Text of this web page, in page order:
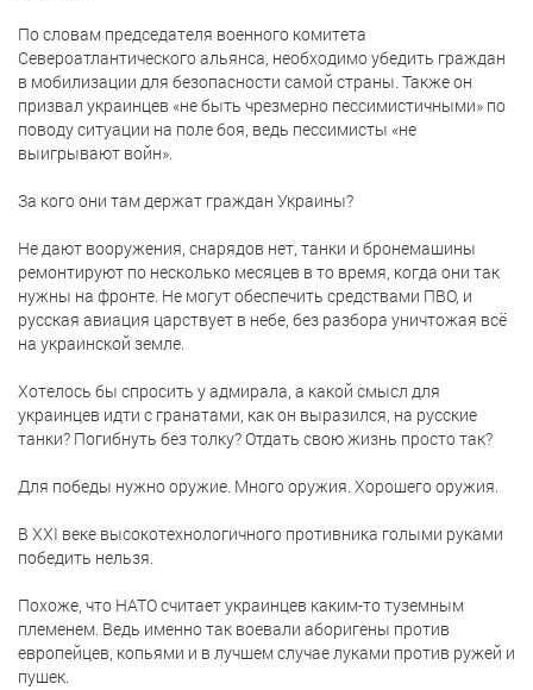
По словам председателя военного комитета
Североатлантического альянса, необходимо убедить граждан
в мобилизации для безопасности самой страны. Также он
призвал украинцев «не быть чрезмерно пессимистичными» по
поводу ситуации на поле боя, ведь пессимисты «не
выигрывают войн».
За кого они там держат граждан Украины?
Не дают вооружения, снарядов нет, танки и бронемашины
ремонтируют по несколько месяцев в то время, когда они так
нужны на фронте. Не могут обеспечить средствами ПВО, и
русская авиация царствует в небе, без разбора уничтожая всё
на украинской земле.
Хотелось бы спросить у адмирала, а какой смысл для
украинцев идти с гранатами, как он выразился, на русские
танки? Погибнуть без толку? Отдать свою жизнь просто так?
Для победы нужно оружие. Много оружия. Хорошего оружия.
В XXI веке высокотехнологичного противника голыми руками
победить нельзя.
Похоже, что НАТО считает украинцев каким-то туземным
племенем. Ведь именно так воевали аборигены против
европейцев, копьями и в лучшем случае луками против ружей и
пушек.